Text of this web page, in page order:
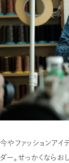
今やファッションア
ダー。せっかくならお